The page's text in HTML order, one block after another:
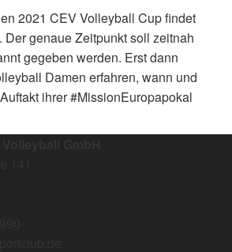
2021 CEV Volleyball Cup findet
Der genaue Zeitpunkt soll zeitnah
gegeben werden. Erst dann
Damen erfahren, wann und
ihrer #MissionEuropapokal